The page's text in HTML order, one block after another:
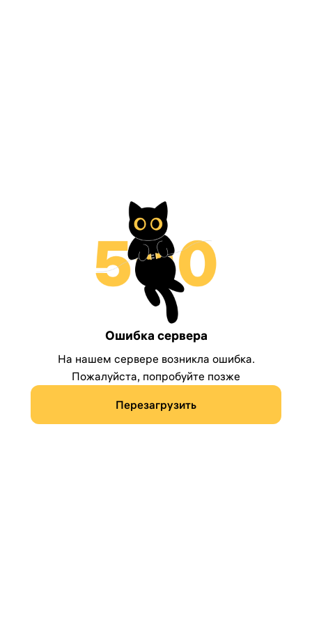
Ошибка сервера
На нашем сервере возникла ошибка.
Пожалуйста, попробуйте позже
Перезагрузить